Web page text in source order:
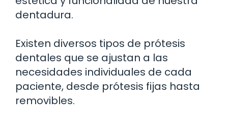
dentadura.
Existen diversos tipos de prótesis
dentales que se ajustan a las
necesidades individuales de cada
paciente, desde prótesis fijas hasta
removibles.